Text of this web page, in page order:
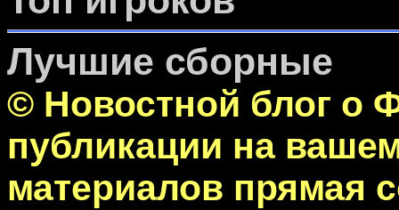
Лучшие сборные
© Новостной блог о
публикации на
материалов прямая